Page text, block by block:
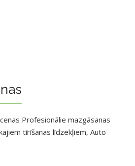
Profesionālie mazgāsanas
tīrīšanas līdzekļiem, Auto